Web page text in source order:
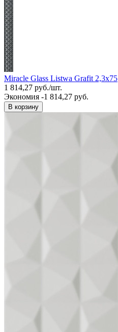
Miracle Glass Listwa Grafit 2,3x75
1 814,27 руб./шт.
Экономия -1 814,27 руб.
В корзину